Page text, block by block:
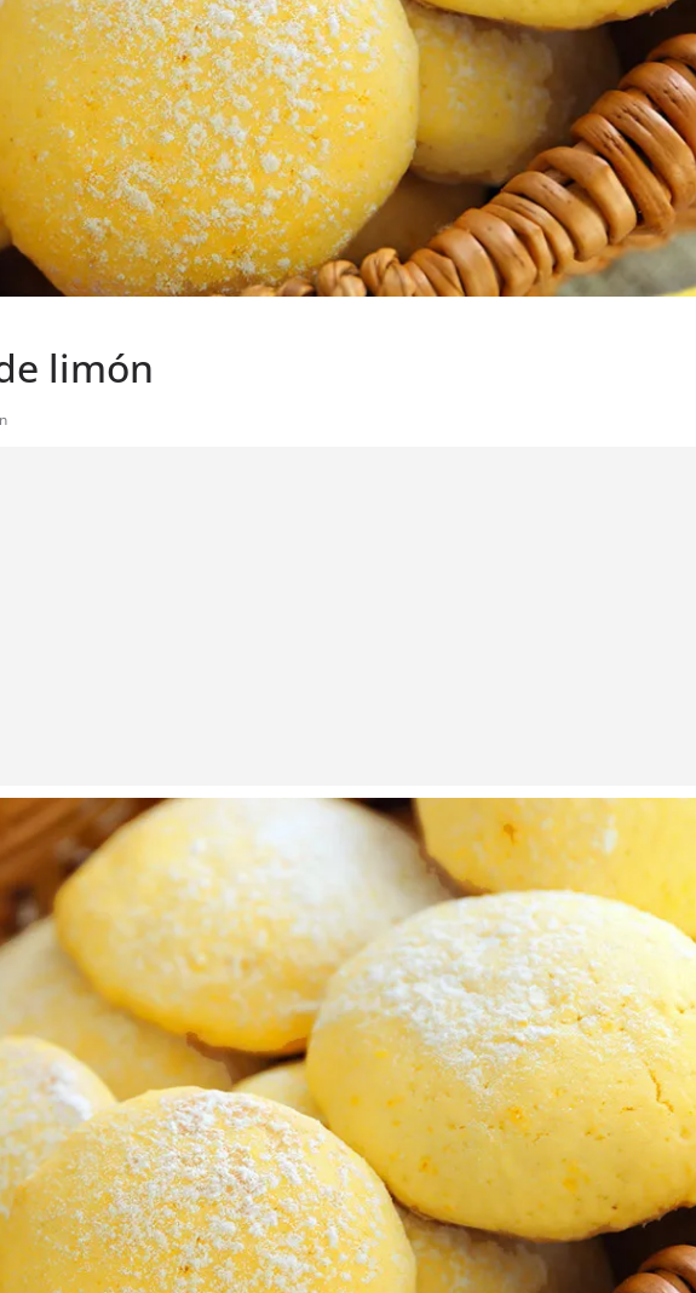
limón